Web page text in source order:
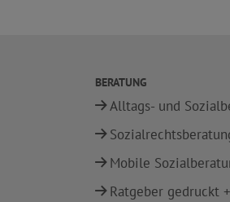
BERATUNG
Alltags- und
Mobile
Ratgeber gedruckt